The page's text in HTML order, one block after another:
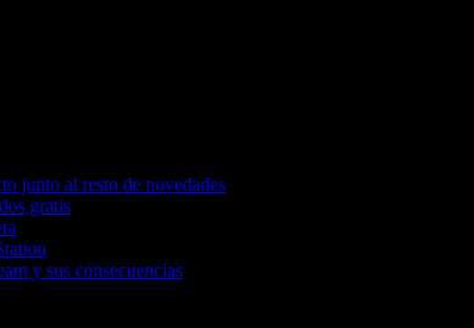
junto al resto de novedades
gratis
y sus consecuencias